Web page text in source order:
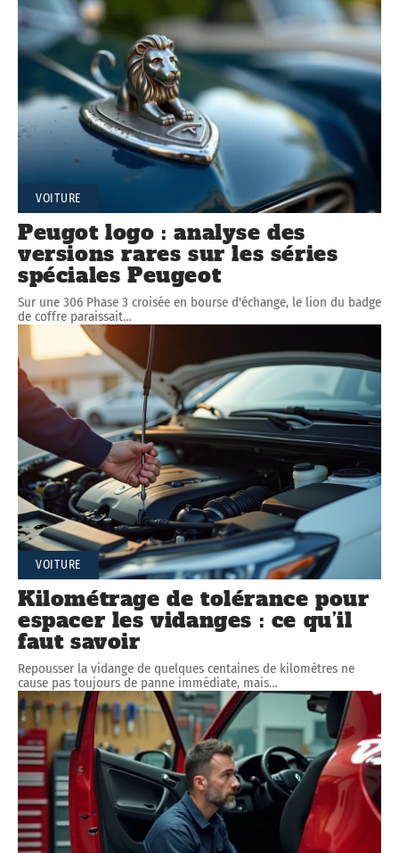
VOITURE
Peugot logo : analyse des
versions rares sur les séries
spéciales Peugeot
Sur une 306 Phase 3 croisée en bourse d'échange, le lion du badge
de coffre paraissait…
VOITURE
Kilométrage de tolérance pour
espacer les vidanges : ce qu’il
faut savoir
Repousser la vidange de quelques centaines de kilomètres ne
cause pas toujours de panne immédiate, mais…